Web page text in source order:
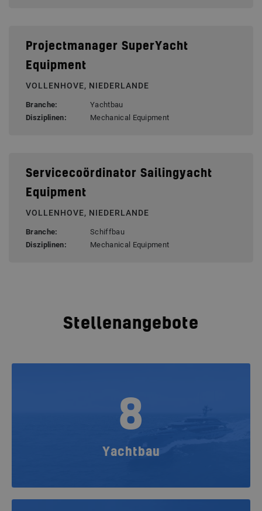
Projectmanager SuperYacht
Equipment
VOLLENHOVE, NIEDERLANDE
Branche:
Yachtbau
Disziplinen:
Mechanical Equipment
Servicecoördinator Sailingyacht
Equipment
VOLLENHOVE, NIEDERLANDE
Branche:
Schiffbau
Disziplinen:
Mechanical Equipment
Stellenangebote
8
Yachtbau